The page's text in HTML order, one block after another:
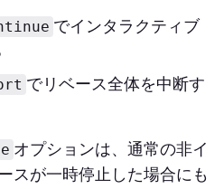
でインタラクティブ
でリベース全体を中断す
オプションは、通常の非イ
スが一時停止した場合にも